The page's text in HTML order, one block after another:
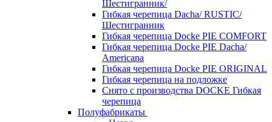
Шестигранник/
Гибкая черепица Dacha/ RUSTIC/
Шестигранник
Гибкая черепица Docke PIE COMFORT
Гибкая черепица Docke PIE Dacha/
Americana
Гибкая черепица Docke PIE ОRIGINАL
Гибкая черепица на подложке
Снято с производства DOCKE Гибкая
черепица
Полуфабрикаты